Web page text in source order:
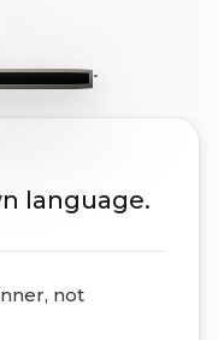
language.
not